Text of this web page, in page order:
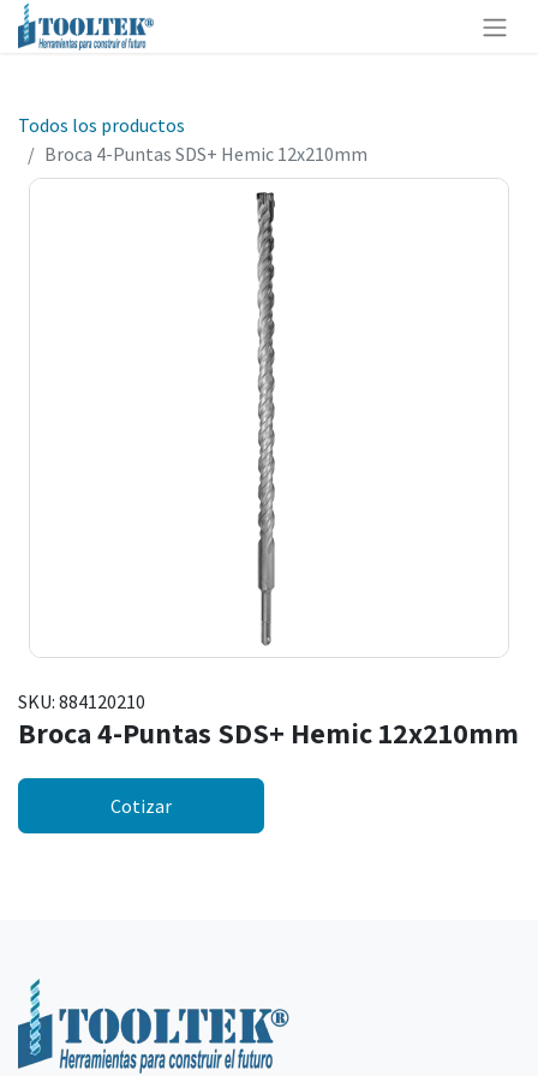
Todos los productos
Broca 4-Puntas SDS+ Hemic 12x210mm
SKU: 884120210
Broca 4-Puntas SDS+ Hemic 12x210mm
Cotizar